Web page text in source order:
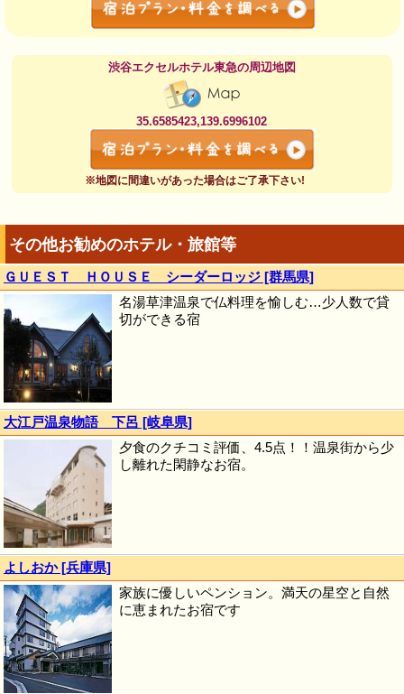
渋谷エクセルホテル東急の周辺地図
35.6585423,139.6996102
※地図に間違いがあった場合はご了承下さい!
その他お勧めのホテル・旅館等
ＧＵＥＳＴ ＨＯＵＳＥ シーダーロッジ [群馬県]
名湯草津温泉で仏料理を愉しむ…少人数で貸
切ができる宿
大江戸温泉物語 下呂 [岐阜県]
夕食のクチコミ評価、4.5点！！温泉街から少
し離れた閑静なお宿。
よしおか [兵庫県]
家族に優しいペンション。満天の星空と自然
に恵まれたお宿です